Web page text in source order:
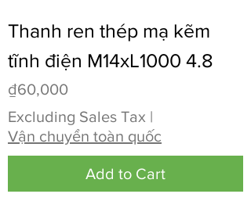
Thanh ren thép mạ kẽm
tĩnh điện M14xL1000 4.8
Price
₫60,000
Excluding Sales Tax |
Vận chuyển toàn quốc
Add to Cart